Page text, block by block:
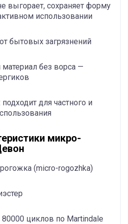
выгорает, сохраняет форму
использовании
бытовых загрязнений
без ворса —
для частного и
микро-
(micro-rogozhka)
80000 циклов по Martindale